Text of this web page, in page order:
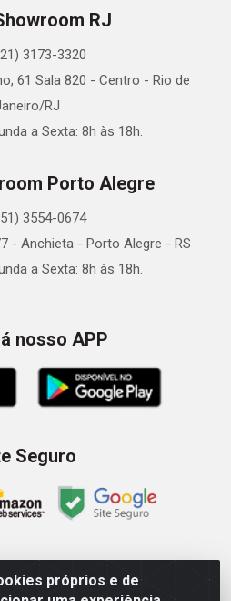
próprios e de
RJ
3173-3320
61 Sala 820 - Centro - Rio de
RJ
a Sexta: 8h às 18h.
Porto Alegre
3554-0674
- Anchieta - Porto Alegre - RS
a Sexta: 8h às 18h.
nosso APP
Seguro
LTDA - Av. Senador Queiróz, 274